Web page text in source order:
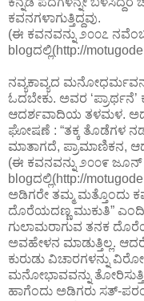
ಕವನಗಳಾಗುತ್ತಿದ್ದವು.
(ಈ ಕವನವನ್ನು ೨೦೦೭
blogದಲ್ಲಿ(http://
ನವ್ಯಕಾವ್ಯದ
ಓದಬೇಕು. ಅವರ ‘ಪ್ರಾರ್ಥನೆ’
ಆದರ್ಶವಾದಿಯ ತಳಮಳ.
ಘೋಷಣೆ : “ತಕ್ಕ ತೊಡೆಗಳ
ಮಾತಾಗದೆ, ಪ್ರಾಮಾಣಿಕನ,
(ಈ ಕವನವನ್ನು ೨೦೦೯
blogದಲ್ಲಿ(http://
ಅಡಿಗರೇ ತಮ್ಮ ಮತ್ತೊಂದು
ದೊರೆಯದಣ್ಣ ಮುಕುತಿ”
ಗುಲಾಮರಾಗುವ ತನಕ
ಅವಹೇಳನ ಮಾಡುತ್ತಿಲ್ಲ.
ಕುರುಡು ವಿಚಾರಗಳನ್ನು
ಮನೋಭಾವವನ್ನು
ಹಾಗೆಂದು ಅಡಿಗರು ಸತ್-